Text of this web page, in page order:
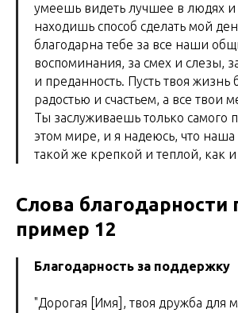
умеешь видеть лучшее в людях и
находишь способ сделать мой
благодарна тебе за все наши
воспоминания, за смех и слезы,
и преданность. Пусть твоя жизнь
радостью и счастьем, а все твои
Ты заслуживаешь только самого
этом мире, и я надеюсь, что наша
такой же крепкой и теплой, как и
Слова благодарности
пример 12
Благодарность за поддержку
"Дорогая [Имя], твоя дружба для